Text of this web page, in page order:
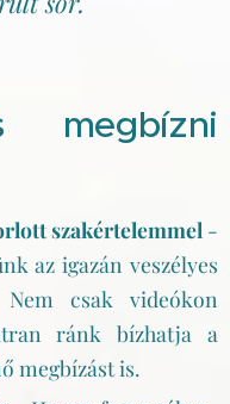
megbízni
szakértelemmel -
az igazán veszélyes
csak videókon
ránk bízhatja a
megbízást is.